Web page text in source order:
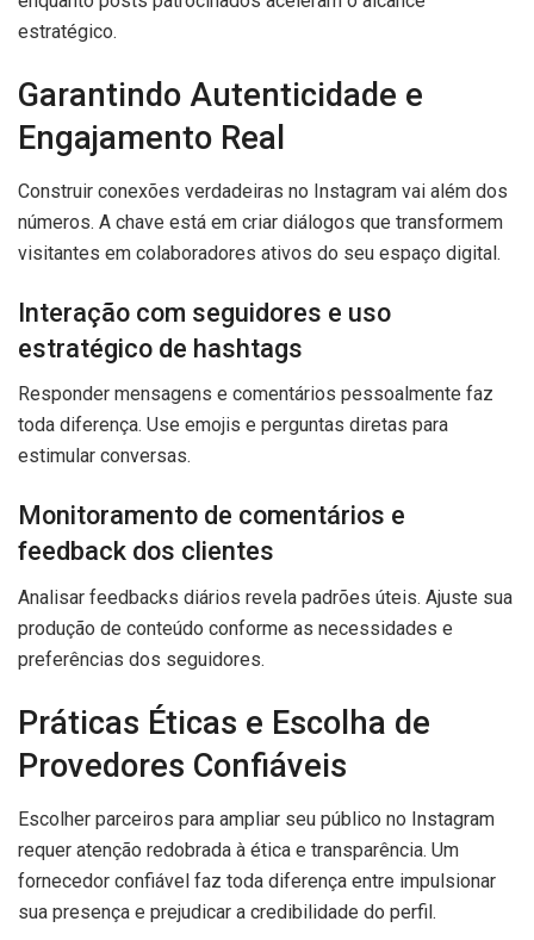
estratégico.
Garantindo Autenticidade e
Engajamento Real
Construir conexões verdadeiras no Instagram vai além dos
números. A chave está em criar diálogos que transformem
visitantes em colaboradores ativos do seu espaço digital.
Interação com seguidores e uso
estratégico de hashtags
Responder mensagens e comentários pessoalmente faz
toda diferença. Use emojis e perguntas diretas para
estimular conversas.
Monitoramento de comentários e
feedback dos clientes
Analisar feedbacks diários revela padrões úteis. Ajuste sua
produção de conteúdo conforme as necessidades e
preferências dos seguidores.
Práticas Éticas e Escolha de
Provedores Confiáveis
Escolher parceiros para ampliar seu público no Instagram
requer atenção redobrada à ética e transparência. Um
fornecedor confiável faz toda diferença entre impulsionar
sua presença e prejudicar a credibilidade do perfil.